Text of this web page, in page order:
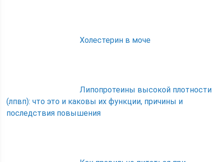
Холестерин в моче
Липопротеины высокой плотности
(лпвп): что это и каковы их функции, причины и
последствия повышения